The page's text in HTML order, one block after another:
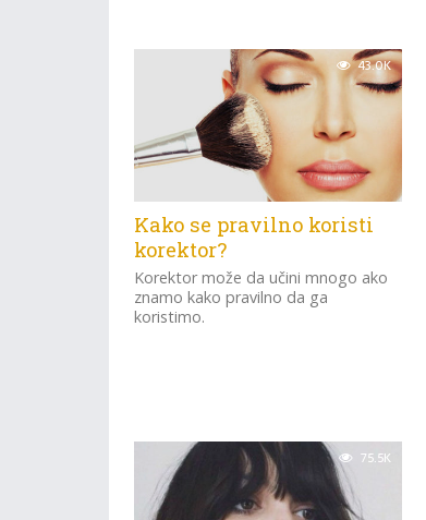
43.0K
Kako se pravilno koristi
korektor?
Korektor može da učini mnogo ako
znamo kako pravilno da ga
koristimo.
75.5K